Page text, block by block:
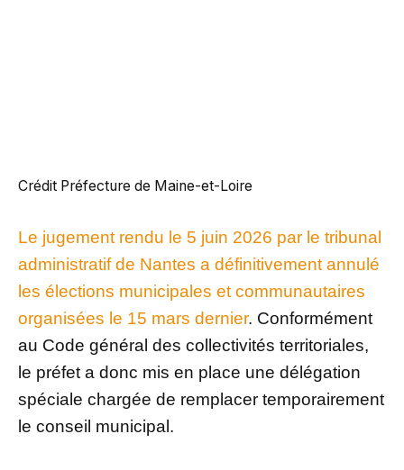
Crédit Préfecture de Maine-et-Loire
Le jugement rendu le 5 juin 2026 par le tribunal
administratif de Nantes a définitivement annulé
les élections municipales et communautaires
organisées le 15 mars dernier. Conformément
au Code général des collectivités territoriales,
le préfet a donc mis en place une délégation
spéciale chargée de remplacer temporairement
le conseil municipal.